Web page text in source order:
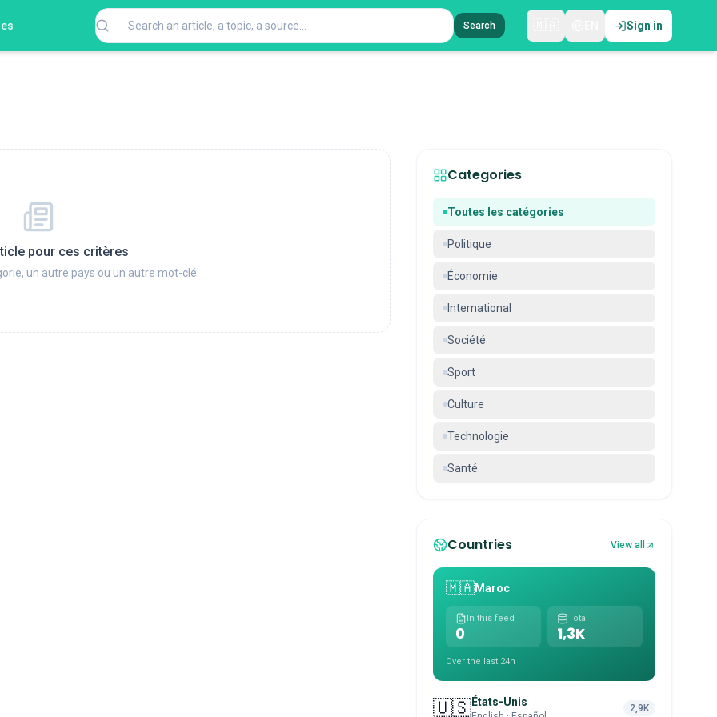
Search Sign in
pour ces critères
un autre pays ou un autre mot-clé.
Categories
Toutes les catégories
Politique
Économie
International
Société
Sport
Culture
Technologie
Santé
Countries View all
🇲🇦Maroc
In this feed
0
Total
1,3K
Over the last 24h
🇺🇸États-Unis 2,9K